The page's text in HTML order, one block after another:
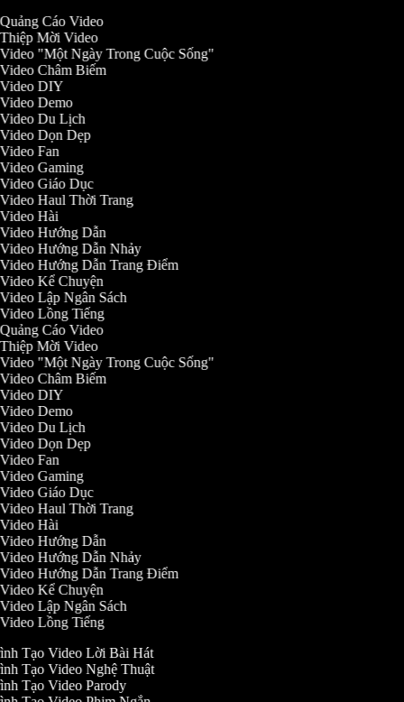
Cáo Video
Thiệp Mời Video
Video "Một Ngày Trong Cuộc Sống"
Video Châm Biếm
Video DIY
Demo
Video Du Lịch
Video Dọn Dẹp
Fan
Gaming
Video Giáo Dục
Video Haul Thời Trang
Hài
Video Hướng Dẫn
Video Hướng Dẫn Nhảy
Video Hướng Dẫn Trang Điểm
Video Kể Chuyện
Lập Ngân Sách
Video Lồng Tiếng
Cáo Video
Thiệp Mời Video
Video "Một Ngày Trong Cuộc Sống"
Video Châm Biếm
Video DIY
Demo
Video Du Lịch
Video Dọn Dẹp
Fan
Gaming
Video Giáo Dục
Video Haul Thời Trang
Hài
Video Hướng Dẫn
Video Hướng Dẫn Nhảy
Video Hướng Dẫn Trang Điểm
Video Kể Chuyện
Lập Ngân Sách
Video Lồng Tiếng
Tạo Video Lời Bài Hát
Tạo Video Nghệ Thuật
Tạo Video Parody